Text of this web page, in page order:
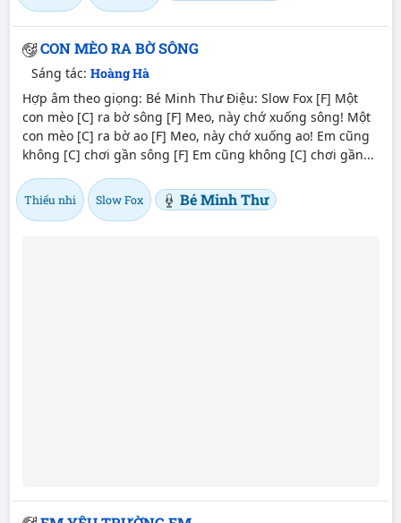
CON MÈO RA BỜ SÔNG
Sáng tác: Hoàng Hà
Hợp âm theo giọng: Bé Minh Thư Điệu: Slow Fox [F] Một
con mèo [C] ra bờ sông [F] Meo, này chớ xuống sông! Một
con mèo [C] ra bờ ao [F] Meo, này chớ xuống ao! Em cũng
không [C] chơi gần sông [F] Em cũng không [C] chơi gần...
Thiếu nhi Slow Fox Bé Minh Thư